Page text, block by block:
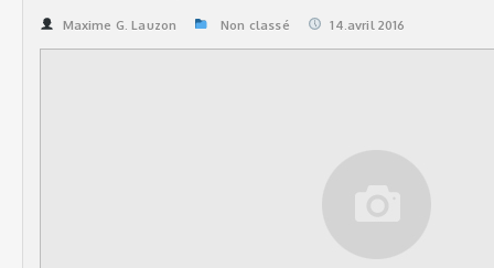
COMMANDITAIRES
STATISTIQUES DE LA LIGUE
Maxime G. Lauzon Non classé 14.avril 2016